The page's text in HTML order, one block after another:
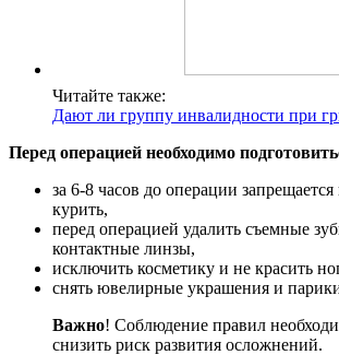
Читайте также:
Дают ли группу инвалидности при
Перед операцией необходимо
за 6-8 часов до операции
курить,
перед операцией удалить съемные
контактные линзы,
исключить косметику и не красить
снять ювелирные украшения и
Важно! Соблюдение правил
снизить риск развития осложнений.